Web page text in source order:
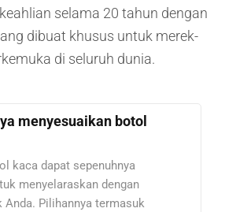
selama 20 tahun dengan
dibuat khusus untuk merek-
di seluruh dunia.
menyesuaikan botol
kaca dapat sepenuhnya
menyelaraskan dengan
Anda. Pilihannya termasuk